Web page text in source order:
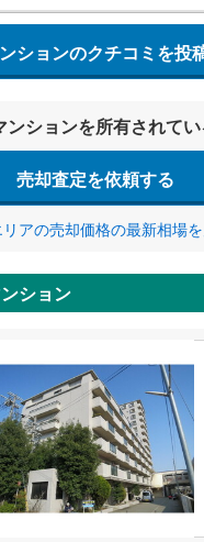
ションのクチコミを投
ンションを所有されて
売却査定を依頼する
アの売却価格の最新相場
ション